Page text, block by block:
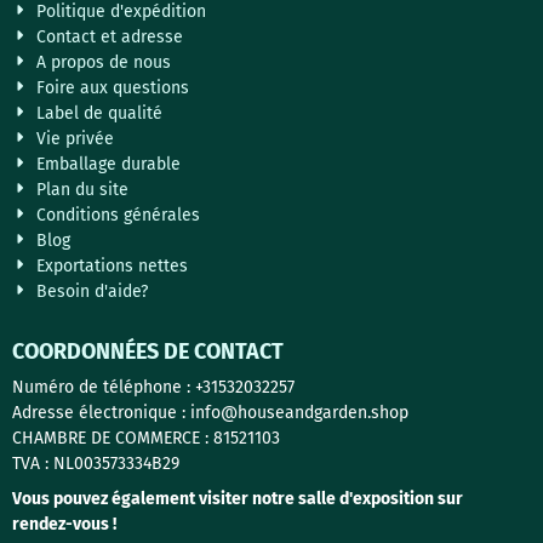
Politique d'expédition
Contact et adresse
A propos de nous
Foire aux questions
Label de qualité
Vie privée
Emballage durable
Plan du site
Conditions générales
Blog
Exportations nettes
Besoin d'aide?
COORDONNÉES DE CONTACT
Numéro de téléphone : +31532032257
Adresse électronique : info@houseandgarden.shop
CHAMBRE DE COMMERCE : 81521103
TVA : NL003573334B29
Vous pouvez également visiter notre salle d'exposition sur
rendez-vous !